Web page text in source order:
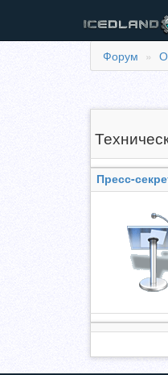
Форум
Пресс-